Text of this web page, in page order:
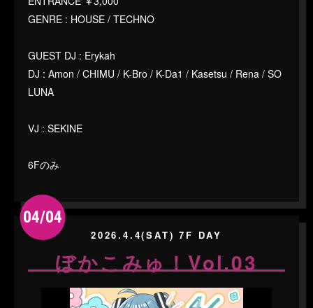
GENRE : HOUSE / TECHNO
GUEST DJ : Erykah
DJ : Amon / CHIMU / K-Bro / K-Da1 / Kasetsu / Rena / SO
LUNA
VJ : SEKINE
6Fのみ
04/04
2026.4.4(SAT) 7F DAY
ぼかこみゅ！Vol.03